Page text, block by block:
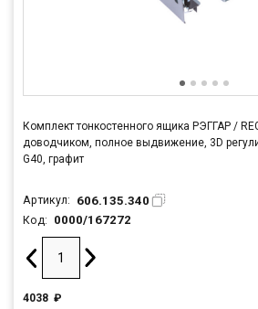
Комплект тонкостенного ящика РЭГГАР /
доводчиком, полное выдвижение, 3D
G40, графит
Артикул: 606.135.340
Код: 0000/167272
4038 ₽